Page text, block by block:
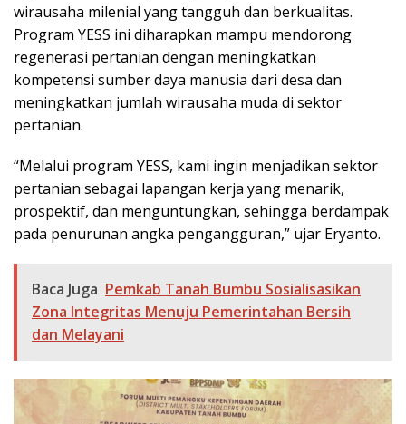
wirausaha milenial yang tangguh dan berkualitas.
Program YESS ini diharapkan mampu mendorong
regenerasi pertanian dengan meningkatkan
kompetensi sumber daya manusia dari desa dan
meningkatkan jumlah wirausaha muda di sektor
pertanian.
“Melalui program YESS, kami ingin menjadikan sektor
pertanian sebagai lapangan kerja yang menarik,
prospektif, dan menguntungkan, sehingga berdampak
pada penurunan angka pengangguran,” ujar Eryanto.
Baca Juga Pemkab Tanah Bumbu Sosialisasikan
Zona Integritas Menuju Pemerintahan Bersih
dan Melayani